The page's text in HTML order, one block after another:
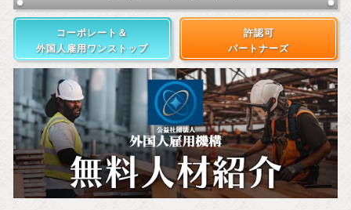
コーポレート＆
外国人雇用ワンストップ
許認可
パートナーズ